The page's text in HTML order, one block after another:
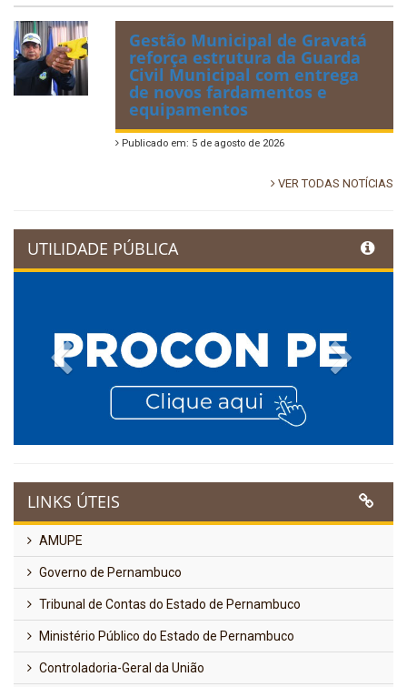
Gestão Municipal de Gravatá
reforça estrutura da Guarda
Civil Municipal com entrega
de novos fardamentos e
equipamentos
Publicado em: 5 de agosto de 2026
VER TODAS NOTÍCIAS
UTILIDADE PÚBLICA
Previous
LINKS ÚTEIS
AMUPE
Governo de Pernambuco
Tribunal de Contas do Estado de Pernambuco
Ministério Público do Estado de Pernambuco
Controladoria-Geral da União